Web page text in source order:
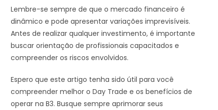
Lembre-se sempre de que o mercado financeiro é
dinâmico e pode apresentar variações imprevisíveis.
Antes de realizar qualquer investimento, é importante
buscar orientação de profissionais capacitados e
compreender os riscos envolvidos.
Espero que este artigo tenha sido útil para você
compreender melhor o Day Trade e os benefícios de
operar na B3. Busque sempre aprimorar seus